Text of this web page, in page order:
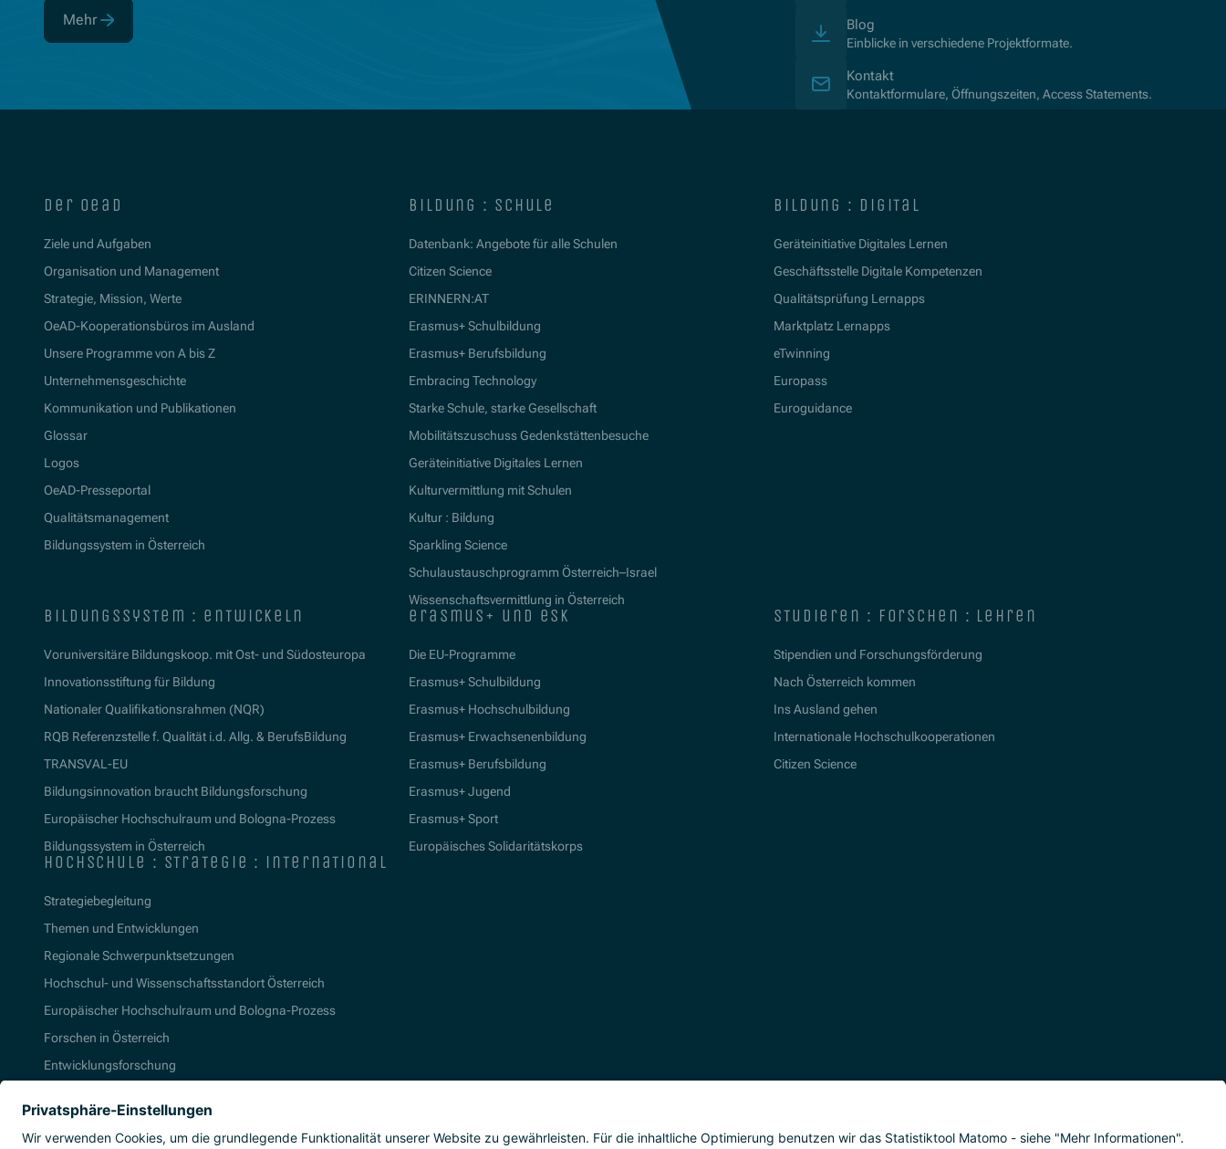
Mehr
(Öffnet in neuem Fenster) Blog
Einblicke in verschiedene Projektformate.
Kontakt
Kontaktformulare, Öffnungszeiten, Access Statements.
der oead
Ziele und Aufgaben
Organisation und Management
Strategie, Mission, Werte
OeAD-Kooperationsbüros im Ausland
Unsere Programme von A bis Z
Unternehmensgeschichte
Kommunikation und Publikationen
Glossar
Logos
OeAD-Presseportal
Qualitätsmanagement
Bildungssystem in Österreich
bildung : schule
Datenbank: Angebote für alle Schulen
Citizen Science
ERINNERN:AT
Erasmus+ Schulbildung
Erasmus+ Berufsbildung
Embracing Technology
Starke Schule, starke Gesellschaft
Mobilitätszuschuss Gedenkstättenbesuche
Geräteinitiative Digitales Lernen
Kulturvermittlung mit Schulen
Kultur : Bildung
Sparkling Science
Schulaustauschprogramm Österreich–Israel
Wissenschaftsvermittlung in Österreich
bildung : digital
Geräteinitiative Digitales Lernen
Geschäftsstelle Digitale Kompetenzen
Qualitätsprüfung Lernapps
Marktplatz Lernapps
eTwinning
Europass
Euroguidance
bildungssystem : entwickeln
Voruniversitäre Bildungskoop. mit Ost- und Südosteuropa
Innovationsstiftung für Bildung
Nationaler Qualifikationsrahmen (NQR)
RQB Referenzstelle f. Qualität i.d. Allg. & BerufsBildung
TRANSVAL-EU
Bildungsinnovation braucht Bildungsforschung
Europäischer Hochschulraum und Bologna-Prozess
Bildungssystem in Österreich
erasmus+ und esk
Die EU-Programme
Erasmus+ Schulbildung
Erasmus+ Hochschulbildung
Erasmus+ Erwachsenenbildung
Erasmus+ Berufsbildung
Erasmus+ Jugend
Erasmus+ Sport
Europäisches Solidaritätskorps
studieren : forschen : lehren
Stipendien und Forschungsförderung
Nach Österreich kommen
Ins Ausland gehen
Internationale Hochschulkooperationen
Citizen Science
hochschule : strategie : international
Strategiebegleitung
Themen und Entwicklungen
Regionale Schwerpunktsetzungen
Hochschul- und Wissenschaftsstandort Österreich
Europäischer Hochschulraum und Bologna-Prozess
Forschen in Österreich
Entwicklungsforschung